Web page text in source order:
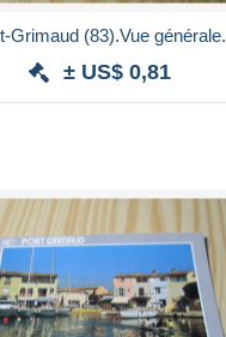
Grimaud (83).Vue générale.
± US$ 0,81